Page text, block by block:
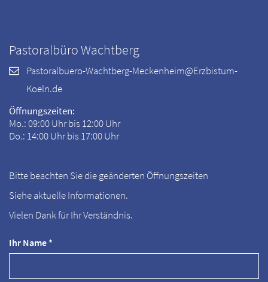
Ihr Name *
Pastoralbüro Wachtberg
Pastoralbuero-Wachtberg-Meckenheim@Erzbistum-
Koeln.de
Öffnungszeiten:
Mo.: 09:00 Uhr bis 12:00 Uhr
Do.: 14:00 Uhr bis 17:00 Uhr
Bitte beachten Sie die geänderten Öffnungszeiten
Siehe aktuelle Informationen.
Vielen Dank für Ihr Verständnis.